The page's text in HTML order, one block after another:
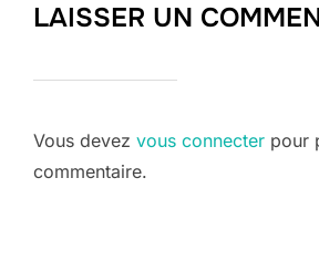
LAISSER UN
Vous devez vous connecter pour
commentaire.